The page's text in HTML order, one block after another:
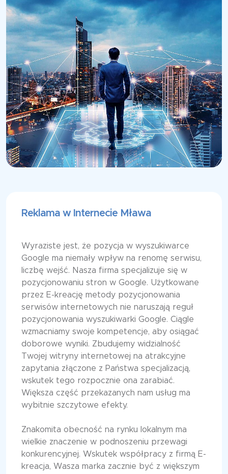
Reklama w Internecie Mława
Wyraziste jest, że pozycja w wyszukiwarce
Google ma niemały wpływ na renomę serwisu,
liczbę wejść. Nasza firma specjalizuje się w
pozycjonowaniu stron w Google. Użytkowane
przez E-kreację metody pozycjonowania
serwisów internetowych nie naruszają reguł
pozycjonowania wyszukiwarki Google. Ciągle
wzmacniamy swoje kompetencje, aby osiągać
doborowe wyniki. Zbudujemy widzialność
Twojej witryny internetowej na atrakcyjne
zapytania złączone z Państwa specjalizacją,
wskutek tego rozpocznie ona zarabiać.
Większa część przekazanych nam usług ma
wybitnie szczytowe efekty.
Znakomita obecność na rynku lokalnym ma
wielkie znaczenie w podnoszeniu przewagi
konkurencyjnej. Wskutek współpracy z firmą E-
kreacja, Wasza marka zacznie być z większym